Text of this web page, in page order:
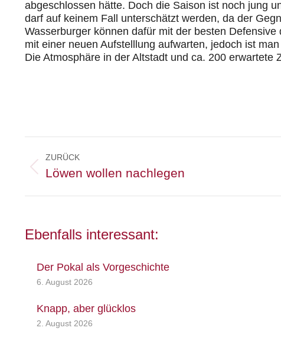
abgeschlossen hätte. Doch die Saison ist noch jung
darf auf keinem Fall unterschätzt werden, da der
Wasserburger können dafür mit der besten
mit einer neuen Aufstelllung aufwarten, jedoch ist
Die Atmosphäre in der Altstadt und ca. 200
ZURÜCK
Vorheriger
Löwen wollen nachlegen
Ebenfalls interessant:
Der Pokal als Vorgeschichte
6. August 2026
Knapp, aber glücklos
2. August 2026